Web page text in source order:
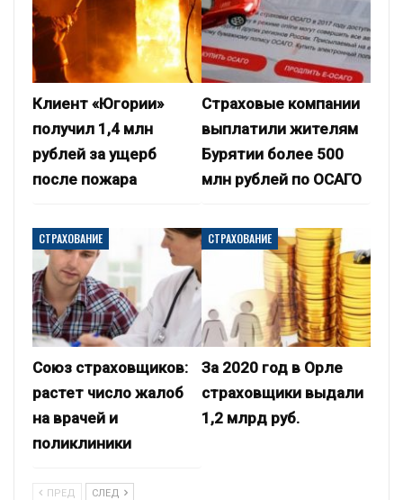
Клиент «Югории»
получил 1,4 млн
рублей за ущерб
после пожара
Страховые компании
выплатили жителям
Бурятии более 500
млн рублей по ОСАГО
СТРАХОВАНИЕ
Союз страховщиков:
растет число жалоб
на врачей и
поликлиники
СТРАХОВАНИЕ
За 2020 год в Орле
страховщики выдали
1,2 млрд руб.
ПРЕД СЛЕД